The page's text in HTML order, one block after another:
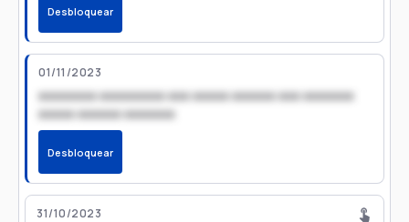
Desbloquear
01/11/2023
xxxxxxxx xxxxxxxxx xxx xxxxx xxxxxx xxx xxxxxxx
xxxxx xxxxxx xxxxxxx
Desbloquear
31/10/2023